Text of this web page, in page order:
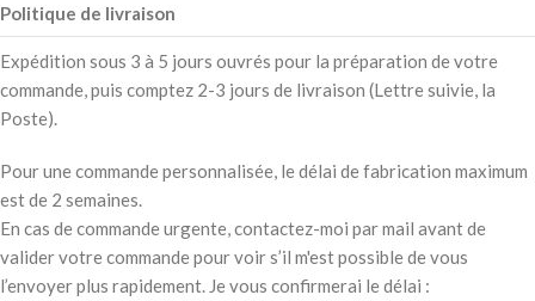
Politique de livraison
Expédition sous 3 à 5 jours ouvrés pour la préparation de votre
commande, puis comptez 2-3 jours de livraison (Lettre suivie, la
Poste).
Pour une commande personnalisée, le délai de fabrication maximum
est de 2 semaines.
En cas de commande urgente, contactez-moi par mail avant de
valider votre commande pour voir s’il m'est possible de vous
l’envoyer plus rapidement. Je vous confirmerai le délai :